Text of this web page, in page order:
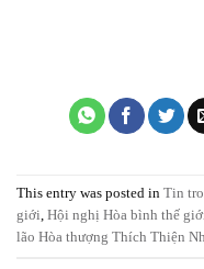
This entry was posted in Tin
giới, Hội nghị Hòa bình thế
lão Hòa thượng Thích Thiện